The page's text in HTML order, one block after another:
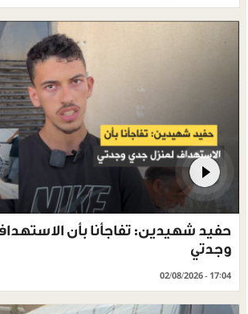
حفيد شهيدين: تفاجأنا بأن
وجدتي
02/08/2026 - 17:04